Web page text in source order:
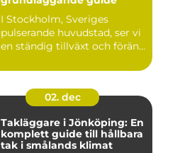
I Stockholm, Sveriges
pulserande huvudstad, ser vi
en ständig tillväxt och förän...
02. dec
Takläggare i Jönköping: En
komplett guide till hållbara
tak i smålands klimat